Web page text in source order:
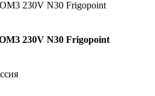
230V N30 Frigopoint